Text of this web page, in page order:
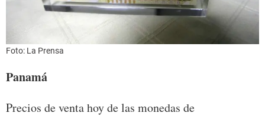
Foto: La Prensa
Panamá
Precios de venta hoy de las monedas de